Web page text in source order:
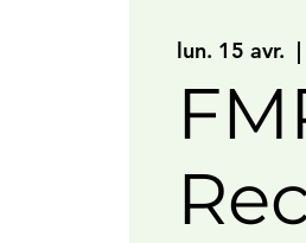
lun. 15 avr.
  |